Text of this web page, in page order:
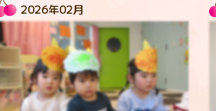
2026年02月